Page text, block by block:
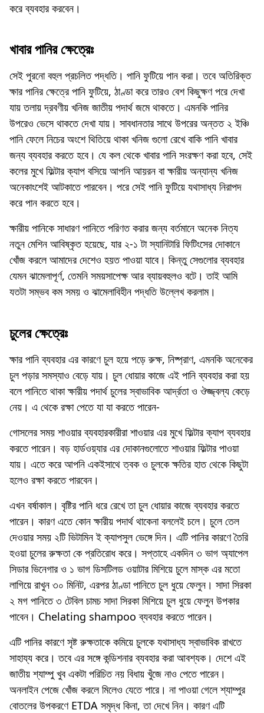
করে ব্যবহার করবেন।
খাবার পানির ক্ষেত্রেঃ
সেই পুরনো বহুল প্রচলিত পদ্ধতি। পানি ফুটিয়ে পান করা। তবে অতিরিক্ত
ক্ষার পানির ক্ষেত্রে পানি ফুটিয়ে, ঠাণ্ডা করে তারও বেশ কিছুক্ষণ পরে দেখা
যায় তলায় দ্রবণীয় খনিজ জাতীয় পদার্থ জমে থাকতে। এমনকি পানির
উপরেও ভেসে থাকতে দেখা যায়। সাবধানতার সাথে উপরের অন্তত ২ ইঞ্চি
পানি ফেলে নিচের অংশে থিতিয়ে থাকা খনিজ গুলো রেখে বাকি পানি খাবার
জন্য ব্যবহার করতে হবে। যে কল থেকে খাবার পানি সংরক্ষণ করা হবে, সেই
কলের মুখে ফিল্টার ক্যাপ বসিয়ে আপনি আয়রন বা ক্ষারীয় অন্যান্য খনিজ
অনেকাংশেই আটকাতে পারবেন। পরে সেই পানি ফুটিয়ে যথাসাধ্য নিরাপদ
করে পান করতে হবে।
ক্ষারীয় পানিকে সাধারণ পানিতে পরিণত করার জন্য বর্তমানে অনেক নিত্য
নতুন মেশিন আবিষ্কৃত হয়েছে, যার ২-১ টা স্যানিটারি ফিটিংসের দোকানে
খোঁজ করলে আমাদের দেশেও হয়ত পাওয়া যাবে। কিন্তু সেগুলোর ব্যবহার
যেমন ঝামেলাপূর্ণ, তেমনি সময়সাপেক্ষ আর ব্যায়বহুলও বটে। তাই আমি
যতটা সম্ভব কম সময় ও ঝামেলাবিহীন পদ্ধতি উল্লেখ করলাম।
চুলের ক্ষেত্রেঃ
ক্ষার পানি ব্যবহার এর কারণে চুল হয়ে পড়ে রুক্ষ, নিষ্প্রাণ, এমনকি অনেকের
চুল পড়ার সমস্যাও বেড়ে যায়। চুল ধোয়ার কাজে এই পানি ব্যবহার করা হয়
বলে পানিতে থাকা ক্ষারীয় পদার্থ চুলের স্বাভাবিক আর্দ্রতা ও ঔজ্জ্বল্য কেড়ে
নেয়। এ থেকে রক্ষা পেতে যা যা করতে পারেন-
গোসলের সময় শাওয়ার ব্যবহারকারীরা শাওয়ার এর মুখে ফিল্টার ক্যাপ ব্যবহার
করতে পারেন। বড় হার্ডওয়্যার এর দোকানগুলোতে শাওয়ার ফিল্টার পাওয়া
যায়। এতে করে আপনি একইসাথে ত্বক ও চুলকে ক্ষতির হাত থেকে কিছুটা
হলেও রক্ষা করতে পারবেন।
এখন বর্ষাকাল। বৃষ্টির পানি ধরে রেখে তা চুল ধোয়ার কাজে ব্যবহার করতে
পারেন। কারণ এতে কোন ক্ষারীয় পদার্থ থাকেনা বললেই চলে। চুলে তেল
দেওয়ার সময় ২টি ভিটামিন ই ক্যাপসুল ভেঙ্গে দিন। এটি পানির কারণে তৈরি
হওয়া চুলের রুক্ষতা কে প্রতিরোধ করে। সপ্তাহে একদিন ৩ ভাগ অ্যাপেল
সিডার ভিনেগার ও ১ ভাগ ডিসটিলড ওয়াটার মিশিয়ে চুলে মাস্ক এর মতো
লাগিয়ে রাখুন ৩০ মিনিট, এরপর ঠাণ্ডা পানিতে চুল ধুয়ে ফেলুন। সাদা সিরকা
২ মগ পানিতে ৩ টেবিল চামচ সাদা সিরকা মিশিয়ে চুল ধুয়ে ফেলুন উপকার
পাবেন। Chelating shampoo ব্যবহার করতে পারেন।
এটি পানির কারণে সৃষ্ট রুক্ষতাকে কমিয়ে চুলকে যথাসাধ্য স্বাভাবিক রাখতে
সাহায্য করে। তবে এর সঙ্গে কন্ডিশনার ব্যবহার করা আবশ্যক। দেশে এই
জাতীয় শ্যাম্পু খুব একটা পরিচিত নয় বিধায় খুঁজে নাও পেতে পারেন।
অনলাইন পেজে খোঁজ করলে মিলেও যেতে পারে। না পাওয়া গেলে শ্যাম্পুর
বোতলের উপকরণে ETDA সমৃদ্ধ কিনা, তা দেখে নিন। কারণ এটি